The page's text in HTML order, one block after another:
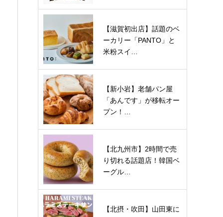
【滋賀初出店】話題のベ
ーカリー「PANTO」と
米粉スイ…
【新小岩】老舗パン屋
「あんです」が移転オー
プン！…
【北九州市】2時間で売
り切れる話題店！韓国ベ
ーグル…
【北摂・吹田】山田東に